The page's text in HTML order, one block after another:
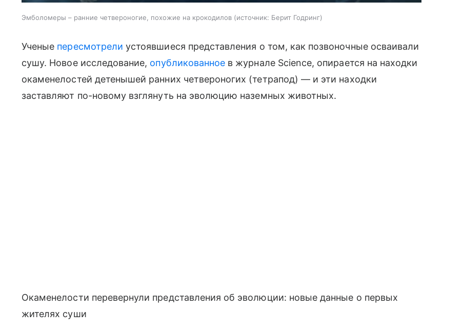
Эмболомеры – ранние четвероногие, похожие на крокодилов источник: Берит Годринг
Ученые пересмотрели устоявшиеся представления о том, как позвоночные осваивали
сушу. Новое исследование, опубликованное в журнале Science, опирается на находки
окаменелостей детенышей ранних четвероногих (тетрапод) — и эти находки
заставляют по-новому взглянуть на эволюцию наземных животных.
Окаменелости перевернули представления об эволюции: новые данные о первых
жителях суши